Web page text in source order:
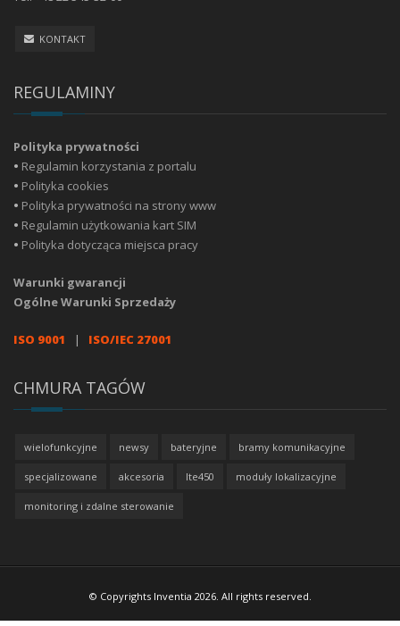
KONTAKT
REGULAMINY
Polityka prywatności
• Regulamin korzystania z portalu
• Polityka cookies
• Polityka prywatności na strony www
• Regulamin użytkowania kart SIM
• Polityka dotycząca miejsca pracy
Warunki gwarancji
Ogólne Warunki Sprzedaży
ISO 9001 | ISO/IEC 27001
CHMURA TAGÓW
wielofunkcyjne newsy bateryjne bramy komunikacyjne
specjalizowane akcesoria lte450 moduły lokalizacyjne
monitoring i zdalne sterowanie
© Copyrights Inventia 2026. All rights reserved.